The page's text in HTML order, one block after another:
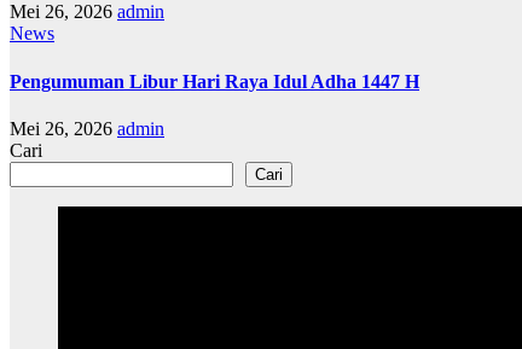
Mei 26, 2026 admin
News
Pengumuman Libur Hari Raya Idul Adha 1447 H
Mei 26, 2026 admin
Cari
Cari